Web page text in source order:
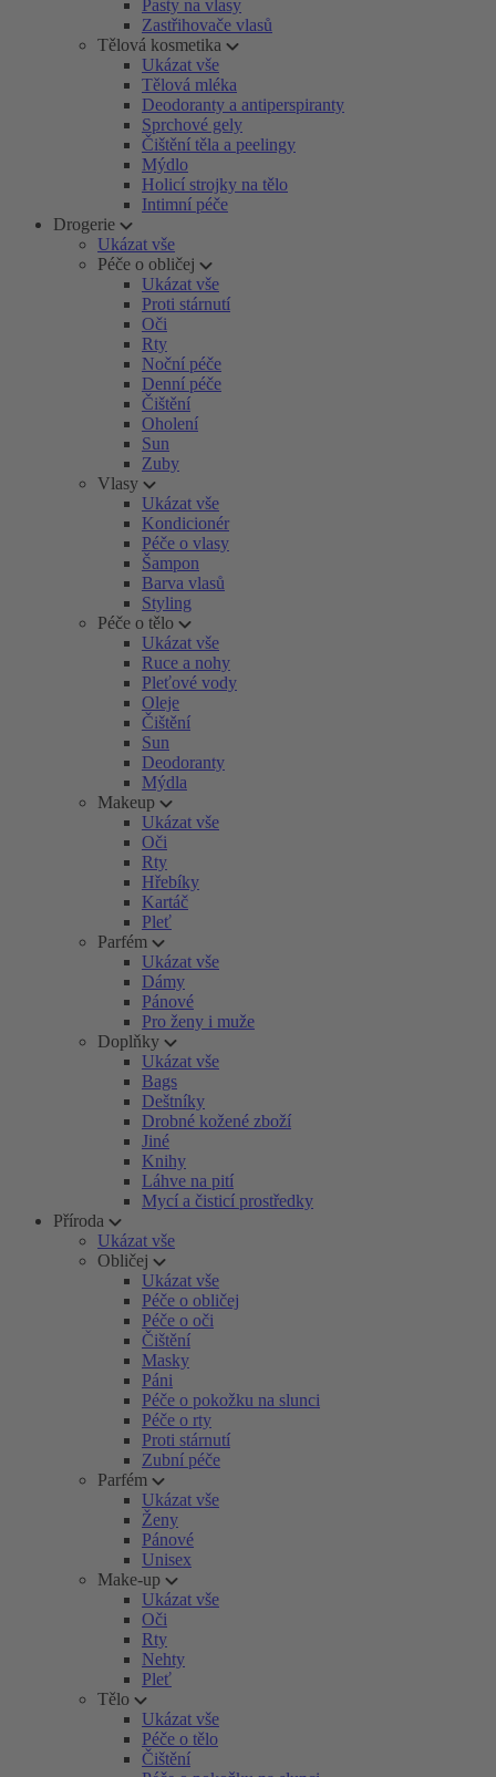
Pasty na vlasy
Zastřihovače vlasů
Tělová kosmetika
Ukázat vše
Tělová mléka
Deodoranty a antiperspiranty
Sprchové gely
Čištění těla a peelingy
Mýdlo
Holicí strojky na tělo
Intimní péče
Drogerie
Ukázat vše
Péče o obličej
Ukázat vše
Proti stárnutí
Oči
Rty
Noční péče
Denní péče
Čištění
Oholení
Sun
Zuby
Vlasy
Ukázat vše
Kondicionér
Péče o vlasy
Šampon
Barva vlasů
Styling
Péče o tělo
Ukázat vše
Ruce a nohy
Pleťové vody
Oleje
Čištění
Sun
Deodoranty
Mýdla
Makeup
Ukázat vše
Oči
Rty
Hřebíky
Kartáč
Pleť
Parfém
Ukázat vše
Dámy
Pánové
Pro ženy i muže
Doplňky
Ukázat vše
Bags
Deštníky
Drobné kožené zboží
Jiné
Knihy
Láhve na pití
Mycí a čisticí prostředky
Příroda
Ukázat vše
Obličej
Ukázat vše
Péče o obličej
Péče o oči
Čištění
Masky
Páni
Péče o pokožku na slunci
Péče o rty
Proti stárnutí
Zubní péče
Parfém
Ukázat vše
Ženy
Pánové
Unisex
Make-up
Ukázat vše
Oči
Rty
Nehty
Pleť
Tělo
Ukázat vše
Péče o tělo
Čištění